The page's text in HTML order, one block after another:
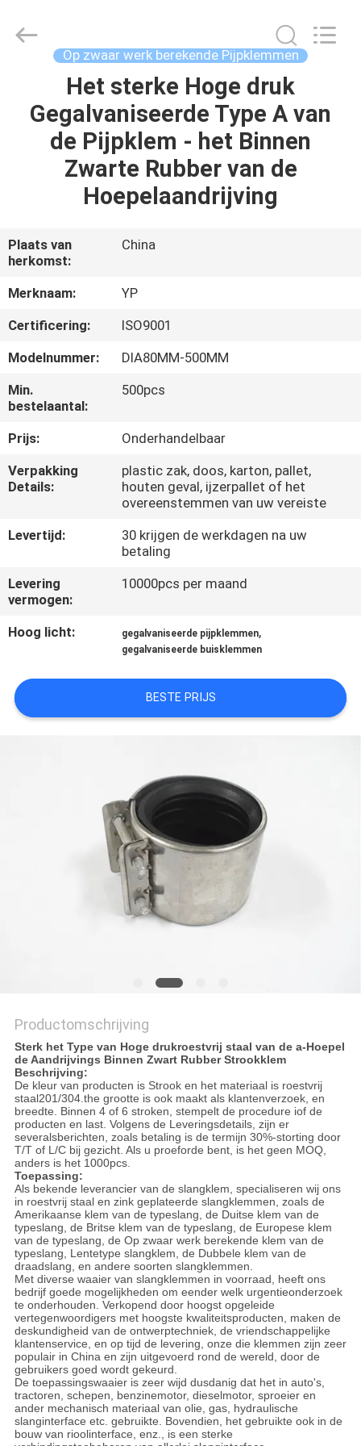
PRODUCTEN
FABRIEKSTOCHT
KWALITEITSCONTROLE
NEEM
CONTACT
MET
ONS
OP
NIEUWS
GEVALLEN
SITEMAP
PRIVACY
POLICY
WOODOO
TRADE
Op zwaar werk berekende Pijpklemmen
Het sterke Hoge druk
Gegalvaniseerde Type A van
de Pijpklem - het Binnen
Zwarte Rubber van de
Hoepelaandrijving
Plaats van
herkomst:
China
Merknaam:
YP
Certificering:
ISO9001
Modelnummer:
DIA80MM-500MM
Min.
bestelaantal:
500pcs
Prijs:
Onderhandelbaar
Verpakking
Details:
plastic zak, doos, karton, pallet,
houten geval, ijzerpallet of het
overeenstemmen van uw vereiste
Levertijd:
30 krijgen de werkdagen na uw
betaling
Levering
vermogen:
10000pcs per maand
Hoog licht: gegalvaniseerde pijpklemmen,
gegalvaniseerde buisklemmen
BESTE PRIJS
Productomschrijving
Sterk het Type van Hoge drukroestvrij staal van de a-Hoepel
de Aandrijvings Binnen Zwart Rubber Strookklem
Beschrijving:
De kleur van producten is Strook en het materiaal is roestvrij
staal201/304.the grootte is ook maakt als klantenverzoek, en
breedte. Binnen 4 of 6 stroken, stempelt de procedure iof de
producten en last. Volgens de Leveringsdetails, zijn er
severalsberichten, zoals betaling is de termijn 30%-storting door
T/T of L/C bij gezicht. Als u proeforde bent, is het geen MOQ,
anders is het 1000pcs.
Toepassing:
Als bekende leverancier van de slangklem, specialiseren wij ons
in roestvrij staal en zink geplateerde slangklemmen, zoals de
Amerikaanse klem van de typeslang, de Duitse klem van de
typeslang, de Britse klem van de typeslang, de Europese klem
van de typeslang, de Op zwaar werk berekende klem van de
typeslang, Lentetype slangklem, de Dubbele klem van de
draadslang, en andere soorten slangklemmen.
Met diverse waaier van slangklemmen in voorraad, heeft ons
bedrijf goede mogelijkheden om eender welk urgentieonderzoek
te onderhouden. Verkopend door hoogst opgeleide
vertegenwoordigers met hoogste kwaliteitsproducten, maken de
deskundigheid van de ontwerptechniek, de vriendschappelijke
klantenservice, en op tijd de levering, onze die klemmen zijn zeer
populair in China en zijn uitgevoerd rond de wereld, door de
gebruikers goed wordt gekeurd.
De toepassingswaaier is zeer wijd dusdanig dat het in auto's,
tractoren, schepen, benzinemotor, dieselmotor, sproeier en
ander mechanisch materiaal van olie, gas, hydraulische
slanginterface etc. gebruikte. Bovendien, het gebruikte ook in de
bouw van rioolinterface, enz., is een sterke